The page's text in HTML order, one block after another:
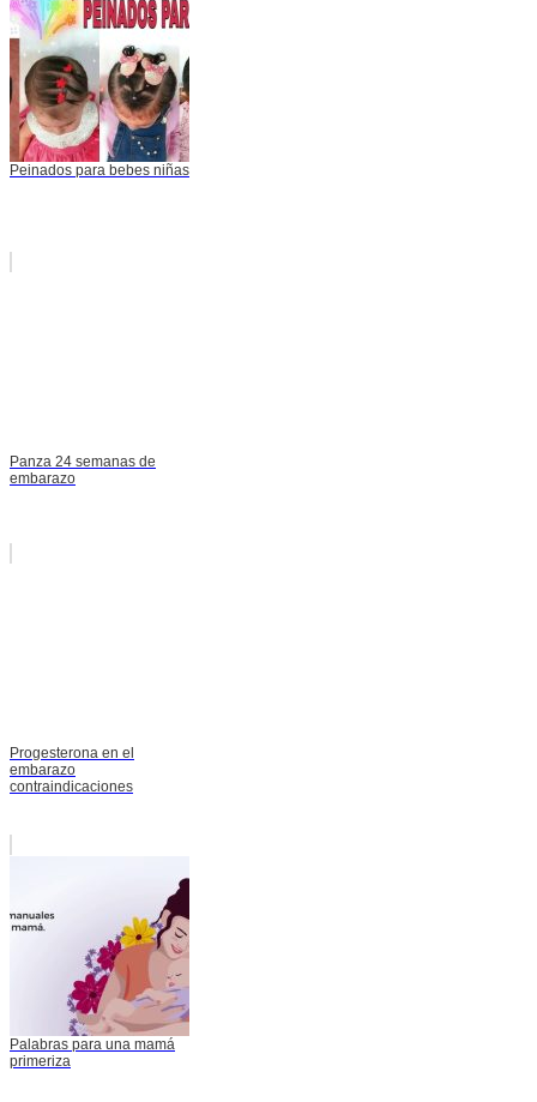
Peinados para bebes niñas
Panza 24 semanas de
embarazo
Progesterona en el
embarazo
contraindicaciones
Palabras para una mamá
primeriza